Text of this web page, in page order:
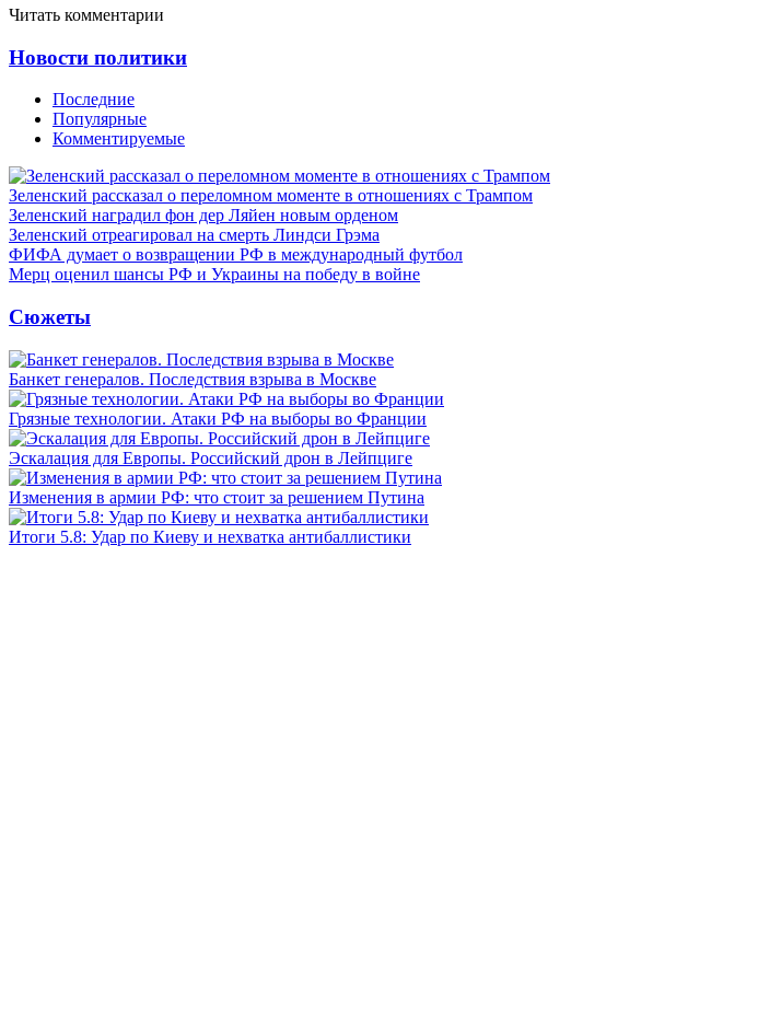
Читать комментарии
Новости политики
Последние
Популярные
Комментируемые
Зеленский рассказал о переломном моменте в отношениях с Трампом
Зеленский наградил фон дер Ляйен новым орденом
Зеленский отреагировал на смерть Линдси Грэма
ФИФА думает о возвращении РФ в международный футбол
Мерц оценил шансы РФ и Украины на победу в войне
Сюжеты
Банкет генералов. Последствия взрыва в Москве
Грязные технологии. Атаки РФ на выборы во Франции
Эскалация для Европы. Российский дрон в Лейпциге
Изменения в армии РФ: что стоит за решением Путина
Итоги 5.8: Удар по Киеву и нехватка антибаллистики